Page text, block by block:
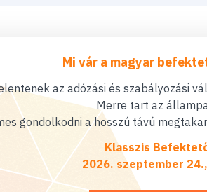
Mi vár a magyar
az adózási és szabályozási
Merre tart az
gondolkodni a hosszú távú
Klasszis
2026. szeptember